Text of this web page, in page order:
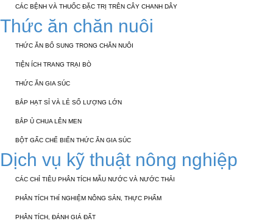
CÁC BỆNH VÀ THUỐC ĐẶC TRỊ TRÊN CÂY CHANH DÂY
Thức ăn chăn nuôi
THỨC ĂN BỔ SUNG TRONG CHĂN NUÔI
TIỆN ÍCH TRANG TRẠI BÒ
THỨC ĂN GIA SÚC
BẮP HẠT SỈ VÀ LẺ SỐ LƯỢNG LỚN
BẮP Ủ CHUA LÊN MEN
BỘT GẤC CHẾ BIẾN THỨC ĂN GIA SÚC
Dịch vụ kỹ thuật nông nghiệp
CÁC CHỈ TIÊU PHÂN TÍCH MẪU NƯỚC VÀ NƯỚC THẢI
PHÂN TÍCH THÍ NGHIỆM NÔNG SẢN, THỰC PHẨM
PHÂN TÍCH, ĐÁNH GIÁ ĐẤT